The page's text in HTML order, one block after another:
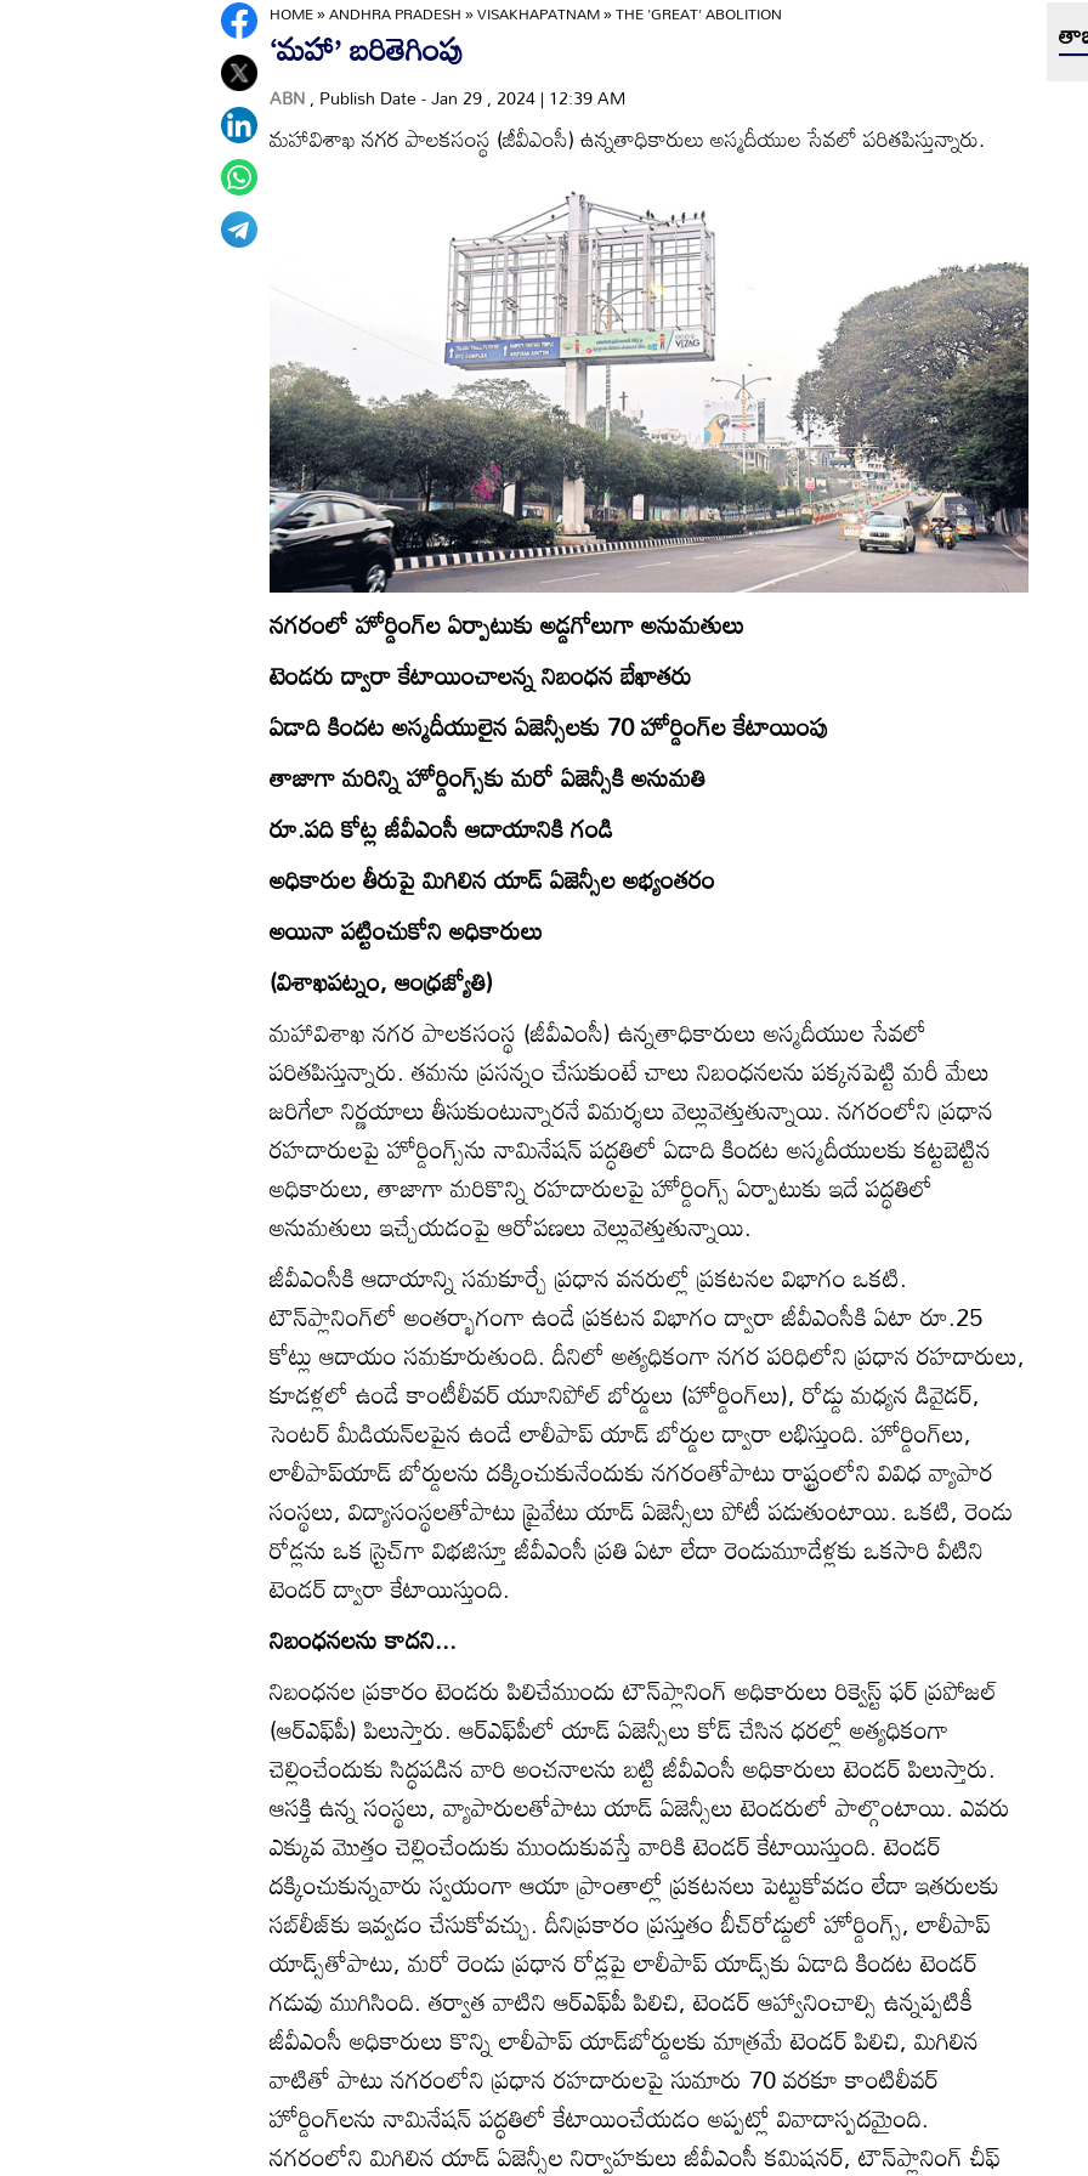
HOME»ANDHRA PRADESH»VISAKHAPATNAM»THE 'GREAT' ABOLITION
‘మహా’ బరితెగింపు
ABN, Publish Date - Jan 29 , 2024 | 12:39 AM
మహావిశాఖ నగర పాలకసంస్థ (జీవీఎంసీ) ఉన్నతాధికారులు అస్మదీయుల సేవలో పరితపిస్తున్నారు.
నగరంలో హోర్డింగ్‌ల ఏర్పాటుకు అడ్డగోలుగా అనుమతులు
టెండరు ద్వారా కేటాయించాలన్న నిబంధన బేఖాతరు
ఏడాది కిందట అస్మదీయులైన ఏజెన్సీలకు 70 హోర్డింగ్‌ల కేటాయింపు
తాజాగా మరిన్ని హోర్డింగ్స్‌కు మరో ఏజెన్సీకి అనుమతి
రూ.పది కోట్ల జీవీఎంసీ ఆదాయానికి గండి
అధికారుల తీరుపై మిగిలిన యాడ్‌ ఏజెన్సీల అభ్యంతరం
అయినా పట్టించుకోని అధికారులు
(విశాఖపట్నం, ఆంధ్రజ్యోతి)
మహావిశాఖ నగర పాలకసంస్థ (జీవీఎంసీ) ఉన్నతాధికారులు అస్మదీయుల సేవలో
పరితపిస్తున్నారు. తమను ప్రసన్నం చేసుకుంటే చాలు నిబంధనలను పక్కనపెట్టి మరీ మేలు
జరిగేలా నిర్ణయాలు తీసుకుంటున్నారనే విమర్శలు వెల్లువెత్తుతున్నాయి. నగరంలోని ప్రధాన
రహదారులపై హోర్డింగ్స్‌ను నామినేషన్‌ పద్ధతిలో ఏడాది కిందట అస్మదీయులకు కట్టబెట్టిన
అధికారులు, తాజాగా మరికొన్ని రహదారులపై హోర్డింగ్స్‌ ఏర్పాటుకు ఇదే పద్ధతిలో
అనుమతులు ఇచ్చేయడంపై ఆరోపణలు వెల్లువెత్తుతున్నాయి.
జీవీఎంసీకి ఆదాయాన్ని సమకూర్చే ప్రధాన వనరుల్లో ప్రకటనల విభాగం ఒకటి.
టౌన్‌ప్లానింగ్‌లో అంతర్భాగంగా ఉండే ప్రకటన విభాగం ద్వారా జీవీఎంసీకి ఏటా రూ.25
కోట్లు ఆదాయం సమకూరుతుంది. దీనిలో అత్యధికంగా నగర పరిధిలోని ప్రధాన రహదారులు,
కూడళ్లలో ఉండే కాంటీలీవర్‌ యూనిపోల్‌ బోర్డులు (హోర్డింగ్‌లు), రోడ్డు మధ్యన డివైడర్‌,
సెంటర్‌ మీడియన్‌లపైన ఉండే లాలీపాప్‌ యాడ్‌ బోర్డుల ద్వారా లభిస్తుంది. హోర్డింగ్‌లు,
లాలీపాప్‌యాడ్‌ బోర్డులను దక్కించుకునేందుకు నగరంతోపాటు రాష్ట్రంలోని వివిధ వ్యాపార
సంస్థలు, విద్యాసంస్థలతోపాటు ప్రైవేటు యాడ్‌ ఏజెన్సీలు పోటీ పడుతుంటాయి. ఒకటి, రెండు
రోడ్లను ఒక స్ర్టెచ్‌గా విభజిస్తూ జీవీఎంసీ ప్రతి ఏటా లేదా రెండుమూడేళ్లకు ఒకసారి వీటిని
టెండర్‌ ద్వారా కేటాయిస్తుంది.
నిబంధనలను కాదని...
నిబంధనల ప్రకారం టెండరు పిలిచేముందు టౌన్‌ప్లానింగ్‌ అధికారులు రిక్వెస్ట్‌ ఫర్‌ ప్రపోజల్‌
(ఆర్‌ఎఫ్‌పీ) పిలుస్తారు. ఆర్‌ఎఫ్‌పీలో యాడ్‌ ఏజెన్సీలు కోడ్‌ చేసిన ధరల్లో అత్యధికంగా
చెల్లించేందుకు సిద్ధపడిన వారి అంచనాలను బట్టి జీవీఎంసీ అధికారులు టెండర్‌ పిలుస్తారు.
ఆసక్తి ఉన్న సంస్థలు, వ్యాపారులతోపాటు యాడ్‌ ఏజెన్సీలు టెండరులో పాల్గొంటాయి. ఎవరు
ఎక్కువ మొత్తం చెల్లించేందుకు ముందుకువస్తే వారికి టెండర్‌ కేటాయిస్తుంది. టెండర్‌
దక్కించుకున్నవారు స్వయంగా ఆయా ప్రాంతాల్లో ప్రకటనలు పెట్టుకోవడం లేదా ఇతరులకు
సబ్‌లీజ్‌కు ఇవ్వడం చేసుకోవచ్చు. దీనిప్రకారం ప్రస్తుతం బీచ్‌రోడ్డులో హోర్డింగ్స్‌, లాలీపాప్‌
యాడ్స్‌తోపాటు, మరో రెండు ప్రధాన రోడ్లపై లాలీపాప్‌ యాడ్స్‌కు ఏడాది కిందట టెండర్‌
గడువు ముగిసింది. తర్వాత వాటిని ఆర్‌ఎఫ్‌పీ పిలిచి, టెండర్‌ ఆహ్వానించాల్సి ఉన్నప్పటికీ
జీవీఎంసీ అధికారులు కొన్ని లాలీపాప్‌ యాడ్‌బోర్డులకు మాత్రమే టెండర్‌ పిలిచి, మిగిలిన
వాటితో పాటు నగరంలోని ప్రధాన రహదారులపై సుమారు 70 వరకూ కాంటిలీవర్‌
హోర్డింగ్‌లను నామినేషన్‌ పద్ధతిలో కేటాయించేయడం అప్పట్లో వివాదాస్పదమైంది.
నగరంలోని మిగిలిన యాడ్‌ ఏజెన్సీల నిర్వాహకులు జీవీఎంసీ కమిషనర్‌, టౌన్‌ప్లానింగ్‌ చీఫ్‌